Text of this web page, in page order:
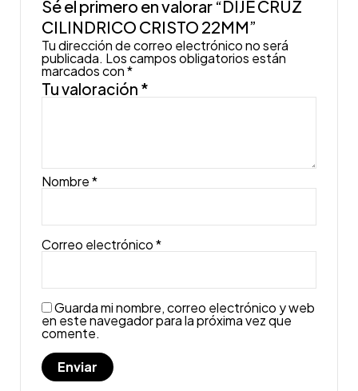
Sé el primero en valorar “DIJE CRUZ
CILINDRICO CRISTO 22MM”
Tu dirección de correo electrónico no será
publicada. Los campos obligatorios están
marcados con*
Tu valoración *
Nombre*
Correo electrónico*
Guarda mi nombre, correo electrónico y web
en este navegador para la próxima vez que
comente.